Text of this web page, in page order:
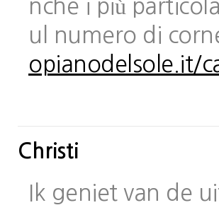
nche i più
ul numero di
opianodelsole.it/
Christi
Ik geniet van de